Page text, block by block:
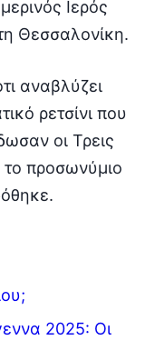
Ιερός
Θεσσαλονίκη.
αναβλύζει
ρετσίνι που
οι Τρεις
το προσωνύμιο
2025: Οι